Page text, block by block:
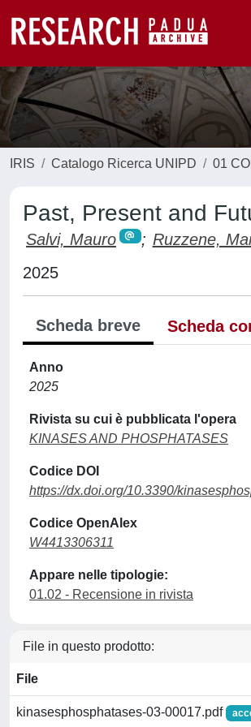
IRIS Catalogo Ricerca UNIPD 01
Past, Present and
Salvi, Mauro ; Ruzzene,
2025
Scheda breve Scheda
Anno
2025
Rivista su cui è pubblicata l'opera
KINASES AND PHOSPHATASES
Codice DOI
https://dx.doi.org/10.3390/
Codice OpenAlex
W4413306311
Appare nelle tipologie:
01.02 - Recensione in rivista
File in questo prodotto:
File
kinasesphosphatases-03-00017.pdf